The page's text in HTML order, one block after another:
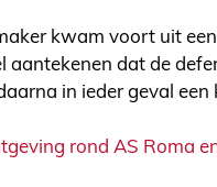
kwam voort uit
aantekenen dat de
in ieder geval
rond AS Roma